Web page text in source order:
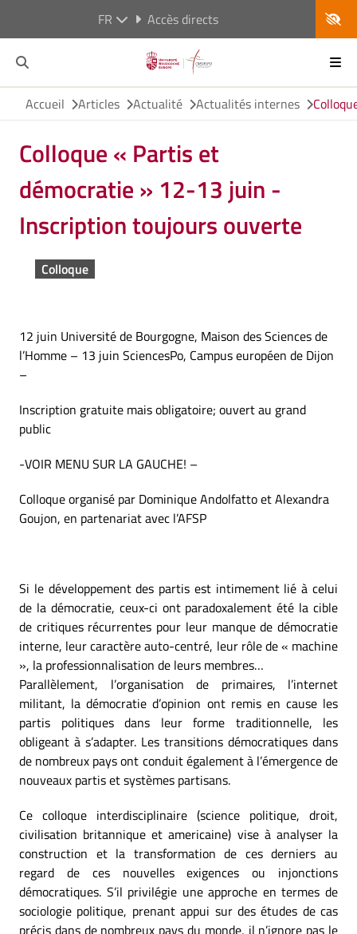
FR Accès directs
Accueil Articles Actualité Actualités internes
Colloque « Partis et
démocratie » 12-13 juin -
Inscription toujours ouverte
Colloque
12 juin Université de Bourgogne, Maison des Sciences de
l’Homme – 13 juin SciencesPo, Campus européen de Dijon
–
Inscription gratuite mais obligatoire; ouvert au grand
public
-VOIR MENU SUR LA GAUCHE! –
Colloque organisé par Dominique Andolfatto et Alexandra
Goujon, en partenariat avec l’AFSP
Si le développement des partis est intimement lié à celui
de la démocratie, ceux-ci ont paradoxalement été la cible
de critiques récurrentes pour leur manque de démocratie
interne, leur caractère auto-centré, leur rôle de « machine
», la professionnalisation de leurs membres…
Parallèlement, l’organisation de primaires, l’internet
militant, la démocratie d’opinion ont remis en cause les
partis politiques dans leur forme traditionnelle, les
obligeant à s’adapter. Les transitions démocratiques dans
de nombreux pays ont conduit également à l’émergence de
nouveaux partis et systèmes partisans.
Ce colloque interdisciplinaire (science politique, droit,
civilisation britannique et americaine) vise à analyser la
construction et la transformation de ces derniers au
regard de ces nouvelles exigences ou injonctions
démocratiques. S’il privilégie une approche en termes de
sociologie politique, prenant appui sur des études de cas
précis dans de nombreux pays du monde, il n’ignore pas le